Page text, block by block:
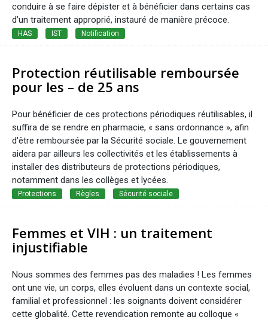
conduire à se faire dépister et à bénéficier dans certains cas
d’un traitement approprié, instauré de manière précoce.
HAS IST Notification
Protection réutilisable remboursée
pour les – de 25 ans
Pour bénéficier de ces protections périodiques réutilisables, il
suffira de se rendre en pharmacie, « sans ordonnance », afin
d'être remboursée par la Sécurité sociale. Le gouvernement
aidera par ailleurs les collectivités et les établissements à
installer des distributeurs de protections périodiques,
notamment dans les collèges et lycées.
Protections Règles Sécurité sociale
Femmes et VIH : un traitement
injustifiable
Nous sommes des femmes pas des maladies ! Les femmes
ont une vie, un corps, elles évoluent dans un contexte social,
familial et professionnel : les soignants doivent considérer
cette globalité. Cette revendication remonte au colloque «